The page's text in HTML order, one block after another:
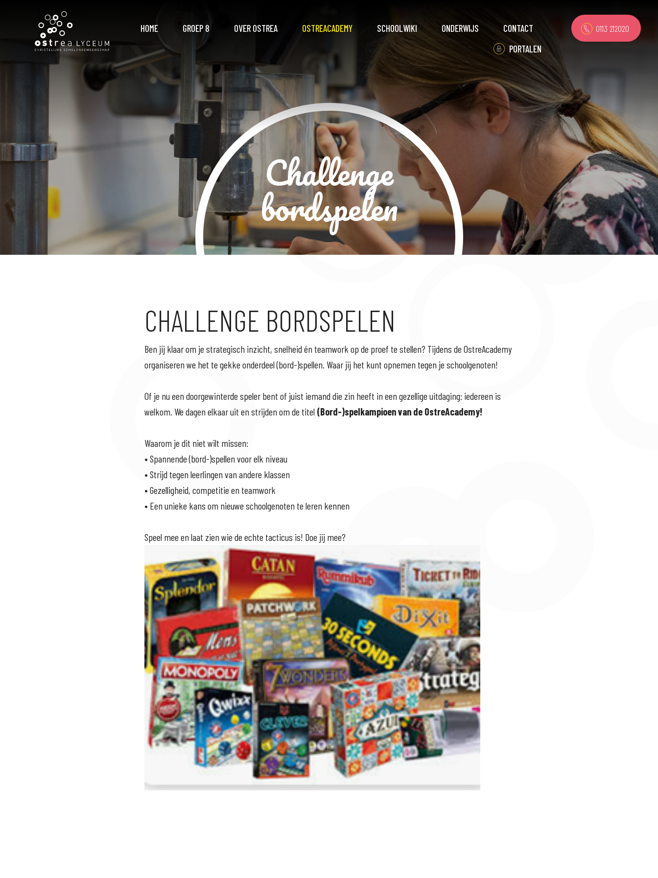
LEERJAAR 1 EN 2
HOME GROEP 8 OVER OSTREA OSTREACADEMY SCHOOLWIKI ONDERWIJS
CONTACT
PORTALEN
0113 212020
Challenge
bordspelen
CHALLENGE BORDSPELEN
Ben jij klaar om je strategisch inzicht, snelheid én teamwork op de proef te stellen? Tijdens de OstreAcademy
organiseren we het te gekke onderdeel (bord-)spellen. Waar jij het kunt opnemen tegen je schoolgenoten!
Of je nu een doorgewinterde speler bent of juist iemand die zin heeft in een gezellige uitdaging: iedereen is
welkom. We dagen elkaar uit en strijden om de titel (Bord-)spelkampioen van de OstreAcademy!
Waarom je dit niet wilt missen:
• Spannende (bord-)spellen voor elk niveau
• Strijd tegen leerlingen van andere klassen
• Gezelligheid, competitie en teamwork
• Een unieke kans om nieuwe schoolgenoten te leren kennen
Speel mee en laat zien wie de echte tacticus is! Doe jij mee?